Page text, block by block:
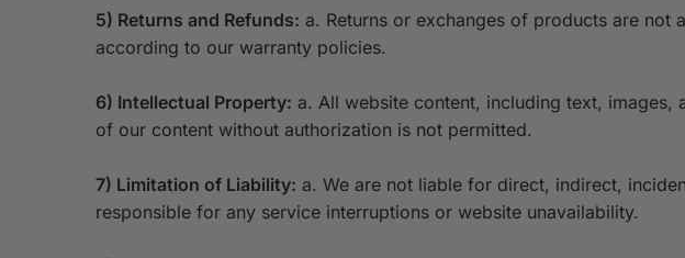
5) Returns and Refunds: a. Returns or exchanges of products are
according to our warranty policies.
6) Intellectual Property: a. All website content, including text,
of our content without authorization is not permitted.
7) Limitation of Liability: a. We are not liable for direct, indirect,
responsible for any service interruptions or website unavailability.